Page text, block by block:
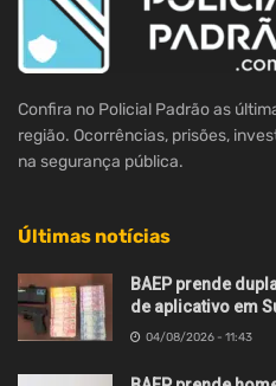
Confira no Policial Padrão as
região. Ocorrências, prisões,
na segurança pública.
Últimas notícias
BAEP prende
de aplicativo em
04/08/2026 - 11:43